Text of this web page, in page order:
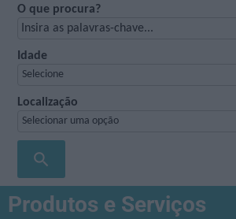
O que procura?
Selecione
Idade
Selecionar uma opção
Localização
search
Produtos e Serviços